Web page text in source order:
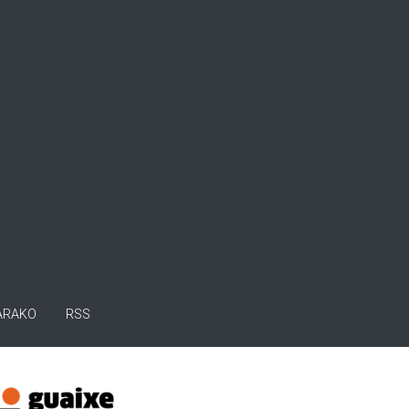
RSS